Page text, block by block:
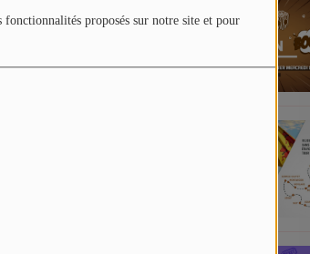
proposés sur notre site et pour